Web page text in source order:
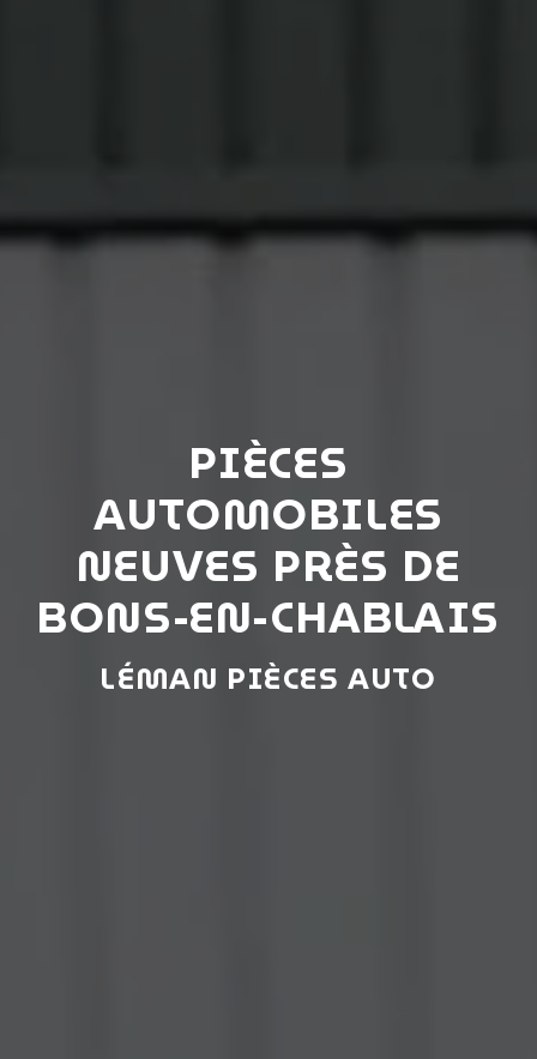
PIÈCES
AUTOMOBILES
NEUVES PRÈS DE
BONS-EN-CHABLAIS
LÉMAN PIÈCES AUTO